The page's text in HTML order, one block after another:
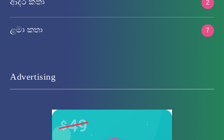
ආදර කතා 2
ළමා කතා 7
Advertising